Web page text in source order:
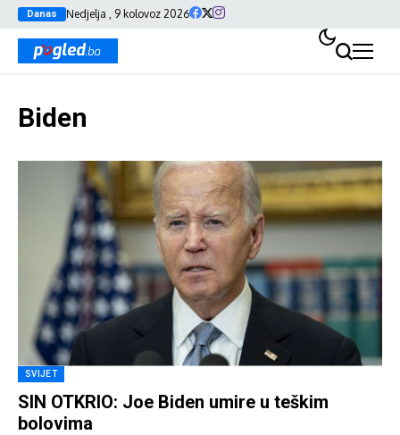
Danas Nedjelja , 9 kolovoz 2026
Biden
SVIJET
SIN OTKRIO: Joe Biden umire u teškim
bolovima